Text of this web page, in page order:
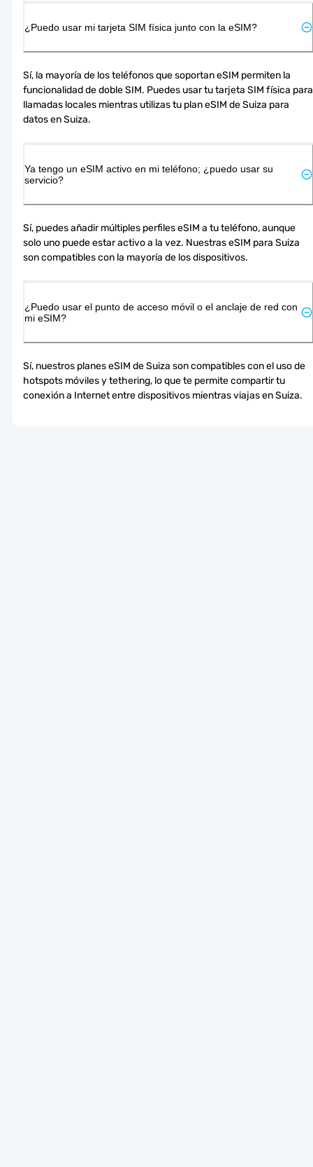
¿Puedo usar mi tarjeta SIM física junto con la eSIM?
Sí, la mayoría de los teléfonos que soportan eSIM permiten la
funcionalidad de doble SIM. Puedes usar tu tarjeta SIM física para
llamadas locales mientras utilizas tu plan eSIM de Suiza para
datos en Suiza.
Ya tengo un eSIM activo en mi teléfono; ¿puedo usar su
servicio?
Sí, puedes añadir múltiples perfiles eSIM a tu teléfono, aunque
solo uno puede estar activo a la vez. Nuestras eSIM para Suiza
son compatibles con la mayoría de los dispositivos.
¿Puedo usar el punto de acceso móvil o el anclaje de red con
mi eSIM?
Sí, nuestros planes eSIM de Suiza son compatibles con el uso de
hotspots móviles y tethering, lo que te permite compartir tu
conexión a Internet entre dispositivos mientras viajas en Suiza.